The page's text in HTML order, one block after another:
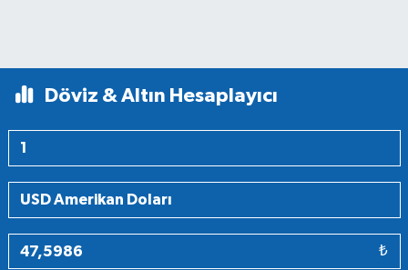
Döviz & Altın Hesaplayıcı
₺